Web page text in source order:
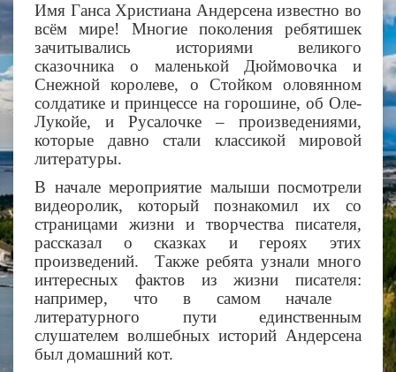
Имя Ганса Христиана Андерсена известно во
всём мире! Многие поколения ребятишек
зачитывались историями великого
сказочника о маленькой Дюймовочка и
Снежной королеве, о Стойком оловянном
солдатике и принцессе на горошине, об Оле-
Лукойе, и Русалочке – произведениями,
которые давно стали классикой мировой
литературы.
В начале мероприятие малыши посмотрели
видеоролик, который познакомил их со
страницами жизни и творчества писателя,
рассказал о сказках и героях этих
произведений. Также ребята узнали много
интересных фактов из жизни писателя:
например, что в самом начале
литературного пути единственным
слушателем волшебных историй Андерсена
был домашний кот.